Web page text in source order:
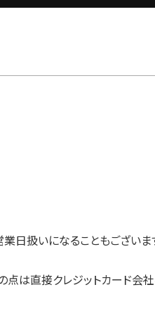
日扱いになることもございま
は直接クレジットカード会